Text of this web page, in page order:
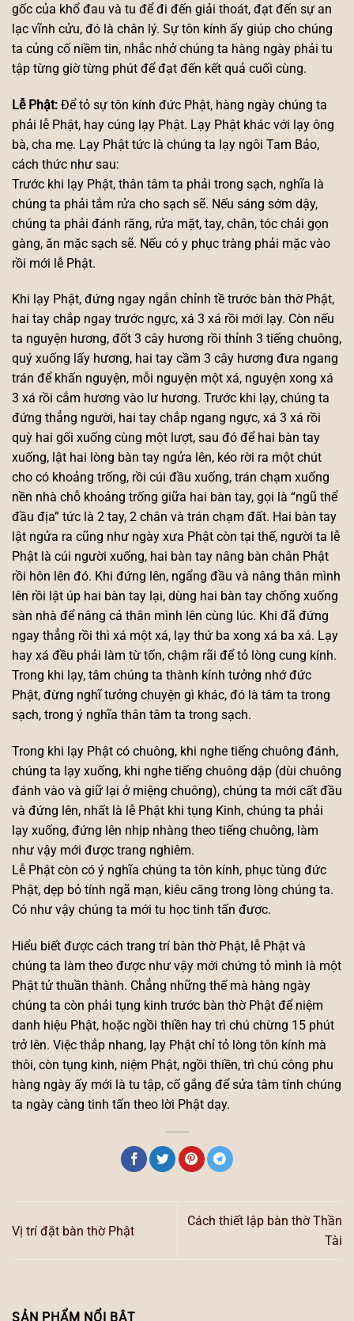
SẢN PHẨM NỔI BẬT
gốc của khổ đau và tu để đi đến giải thoát, đạt đến sự an
lạc vĩnh cửu, đó là chân lý. Sự tôn kính ấy giúp cho chúng
ta củng cố niềm tin, nhắc nhở chúng ta hàng ngày phải tu
tập từng giờ từng phút để đạt đến kết quả cuối cùng.
Lễ Phật: Để tỏ sự tôn kính đức Phật, hàng ngày chúng ta
phải lễ Phật, hay cúng lạy Phật. Lạy Phật khác với lạy ông
bà, cha mẹ. Lạy Phật tức là chúng ta lạy ngôi Tam Bảo,
cách thức như sau:
Trước khi lạy Phật, thân tâm ta phải trong sạch, nghĩa là
chúng ta phải tắm rửa cho sạch sẽ. Nếu sáng sớm dậy,
chúng ta phải đánh răng, rửa mặt, tay, chân, tóc chải gọn
gàng, ăn mặc sạch sẽ. Nếu có y phục tràng phải mặc vào
rồi mới lễ Phật.
Khi lạy Phật, đứng ngay ngắn chỉnh tề trước bàn thờ Phật,
hai tay chắp ngay trước ngực, xá 3 xá rồi mới lạy. Còn nếu
ta nguyện hương, đốt 3 cây hương rồi thỉnh 3 tiếng chuông,
quý xuống lấy hương, hai tay cầm 3 cây hương đưa ngang
trán để khấn nguyện, mỗi nguyện một xá, nguyện xong xá
3 xá rồi cắm hương vào lư hương. Trước khi lạy, chúng ta
đứng thẳng người, hai tay chắp ngang ngực, xá 3 xá rồi
quỳ hai gối xuống cùng một lượt, sau đó để hai bàn tay
xuống, lật hai lòng bàn tay ngửa lên, kéo rời ra một chút
cho có khoảng trống, rồi cúi đầu xuống, trán chạm xuống
nền nhà chỗ khoảng trống giữa hai bàn tay, gọi là “ngũ thể
đầu địa” tức là 2 tay, 2 chân và trán chạm đất. Hai bàn tay
lật ngửa ra cũng như ngày xưa Phật còn tại thế, người ta lễ
Phật là cúi người xuống, hai bàn tay nâng bàn chân Phật
rồi hôn lên đó. Khi đứng lên, ngẩng đầu và nâng thân mình
lên rồi lật úp hai bàn tay lại, dùng hai bàn tay chống xuống
sàn nhà để nâng cả thân mình lên cùng lúc. Khi đã đứng
ngay thẳng rồi thì xá một xá, lạy thứ ba xong xá ba xá. Lạy
hay xá đều phải làm từ tốn, chậm rãi để tỏ lòng cung kính.
Trong khi lạy, tâm chúng ta thành kính tưởng nhớ đức
Phật, đừng nghĩ tưởng chuyện gì khác, đó là tâm ta trong
sạch, trong ý nghĩa thân tâm ta trong sạch.
Trong khi lạy Phật có chuông, khi nghe tiếng chuông đánh,
chúng ta lạy xuống, khi nghe tiếng chuông dập (dùi chuông
đánh vào và giữ lại ở miệng chuông), chúng ta mới cất đầu
và đứng lên, nhất là lễ Phật khi tụng Kinh, chúng ta phải
lạy xuống, đứng lên nhịp nhàng theo tiếng chuông, làm
như vậy mới được trang nghiêm.
Lễ Phật còn có ý nghĩa chúng ta tôn kính, phục tùng đức
Phật, dẹp bỏ tính ngã mạn, kiêu căng trong lòng chúng ta.
Có như vậy chúng ta mới tu học tinh tấn được.
Hiểu biết được cách trang trí bàn thờ Phật, lễ Phật và
chúng ta làm theo được như vậy mới chứng tỏ mình là một
Phật tử thuần thành. Chẳng những thế mà hàng ngày
chúng ta còn phải tụng kinh trước bàn thờ Phật để niệm
danh hiệu Phật, hoặc ngồi thiền hay trì chú chừng 15 phút
trở lên. Việc thắp nhang, lạy Phật chỉ tỏ lòng tôn kính mà
thôi, còn tụng kinh, niệm Phật, ngồi thiền, trì chú công phu
hàng ngày ấy mới là tu tập, cố gắng để sửa tâm tính chúng
ta ngày càng tinh tấn theo lời Phật dạy.
Vị trí đặt bàn thờ Phật
Cách thiết lập bàn thờ Thần
Tài